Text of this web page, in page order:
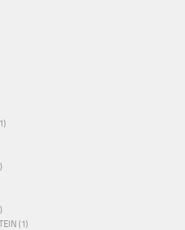
(1)